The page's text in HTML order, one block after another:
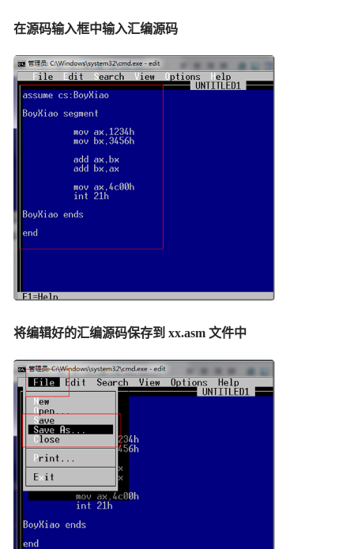
在源码输入框中输入汇编源码
将编辑好的汇编源码保存到 xx.asm 文件中